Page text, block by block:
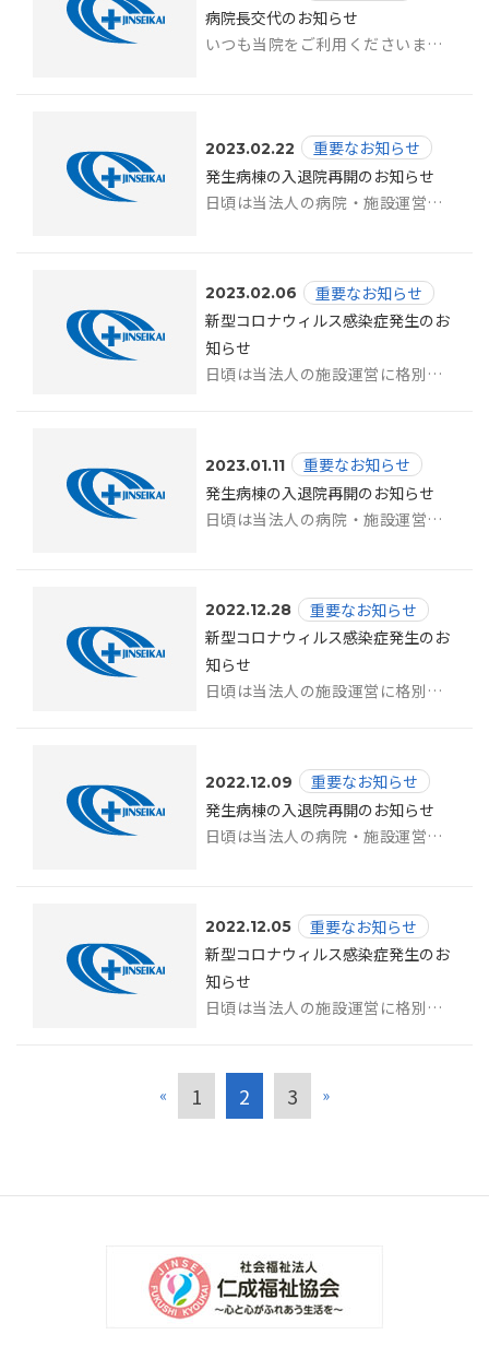
病院長交代のお知らせ
いつも当院をご利用くださいまして、誠にありがとうございます。 2023年4...
2023.02.22
重要なお知らせ
発生病棟の入退院再開のお知らせ
日頃は当法人の病院・施設運営に格別のご理解とご協力を賜り、厚く御礼申し上げます。...
2023.02.06
重要なお知らせ
新型コロナウィルス感染症発生のお
知らせ
日頃は当法人の施設運営に格別のご理解とご協力を賜り、厚く御礼申し上げます。 こ...
2023.01.11
重要なお知らせ
発生病棟の入退院再開のお知らせ
日頃は当法人の病院・施設運営に格別のご理解とご協力を賜り、厚く御礼申し上げます。...
2022.12.28
重要なお知らせ
新型コロナウィルス感染症発生のお
知らせ
日頃は当法人の施設運営に格別のご理解とご協力を賜り、厚く御礼申し上げます。 こ...
2022.12.09
重要なお知らせ
発生病棟の入退院再開のお知らせ
日頃は当法人の病院・施設運営に格別のご理解とご協力を賜り、厚く御礼申し上げます。...
2022.12.05
重要なお知らせ
新型コロナウィルス感染症発生のお
知らせ
日頃は当法人の施設運営に格別のご理解とご協力を賜り、厚く御礼申し上げます。 こ...
« 1 2 3 »